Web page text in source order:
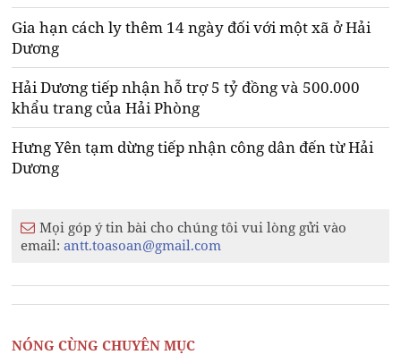
Gia hạn cách ly thêm 14 ngày đối với một xã ở Hải
Dương
Hải Dương tiếp nhận hỗ trợ 5 tỷ đồng và 500.000
khẩu trang của Hải Phòng
Hưng Yên tạm dừng tiếp nhận công dân đến từ Hải
Dương
Mọi góp ý tin bài cho chúng tôi vui lòng gửi vào
email:antt.toasoan@gmail.com
NÓNG CÙNG CHUYÊN MỤC